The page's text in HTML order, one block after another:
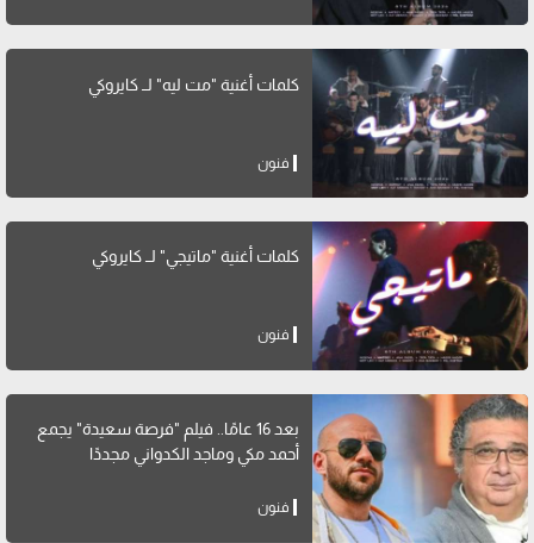
كلمات أغنية "مت ليه" لــ كايروكي
فنون
كلمات أغنية "ماتيجي" لــ كايروكي
فنون
بعد 16 عامًا.. فيلم "فرصة سعيدة" يجمع
أحمد مكي وماجد الكدواني مجددًا
فنون